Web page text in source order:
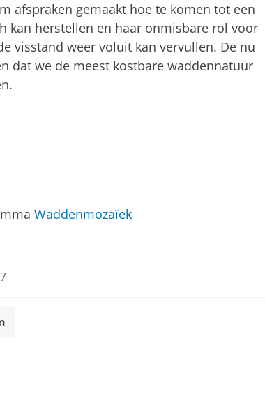
afspraken gemaakt hoe te komen tot een
kan herstellen en haar onmisbare rol voor
visstand weer voluit kan vervullen. De nu
dat we de meest kostbare waddennatuur
Waddenmozaïek